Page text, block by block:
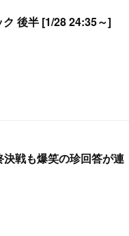
後半 [1/28 24:35～]
戦も爆笑の珍回答が連